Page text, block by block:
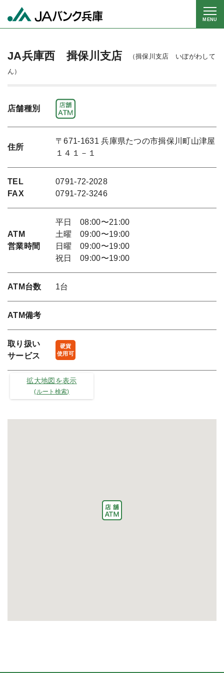
MENU
JA兵庫西 揖保川支店
（揖保川支店 いぼがわして
ん）
店舗種別
住所
〒671-1631 兵庫県たつの市揖保川町山津屋
１４１－１
TEL
FAX
0791-72-2028
0791-72-3246
ATM
営業時間
平日 08:00〜21:00
土曜 09:00〜19:00
日曜 09:00〜19:00
祝日 09:00〜19:00
ATM台数 1台
ATM備考
取り扱い
サービス
硬貨
使用可
拡大地図を表示
(ルート検索)